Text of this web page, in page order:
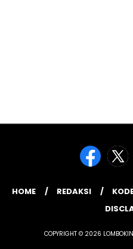
HOME REDAKSI
COPYRIGHT © 2026